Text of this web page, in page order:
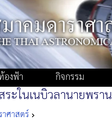
องฟ้า กิจกรรม
ระในเนบิวลานายพราน
ศาสตร์